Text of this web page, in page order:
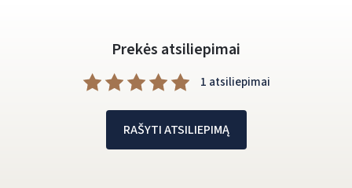
Prekės atsiliepimai
1 atsiliepimai
RAŠYTI ATSILIEPIMĄ